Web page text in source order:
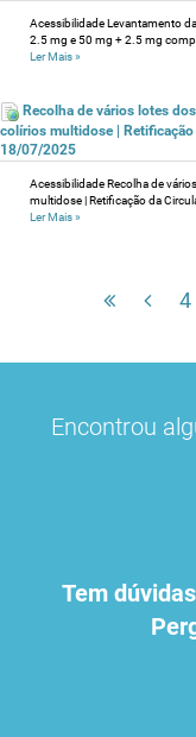
Acessibilidade Levantamento
2.5 mg e 50 mg + 2.5 mg
Ler Mais»
Recolha de vários lotes
colírios multidose |
18/07/2025
Acessibilidade Recolha de
multidose | Retificação da
Ler Mais»
4
Encontrou
Tem